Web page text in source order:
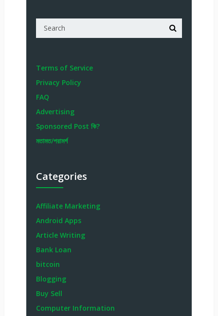
Terms of Service
Privacy Policy
FAQ
Advertising
Sponsored Post কি?
মতামত/পরামর্শ
Categories
Affiliate Marketing
Android Apps
Article Writing
Bank Loan
bitcoin
Blogging
Buy Sell
Computer Information